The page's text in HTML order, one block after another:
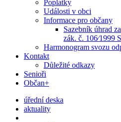
Poplatky
Události v obci
Informace pro občany
Sazebník úhrad
zák. č. 106⁄1999
Harmonogram svozu
Kontakt
Důležité odkazy
Senioři
Občan+
úřední deska
aktuality